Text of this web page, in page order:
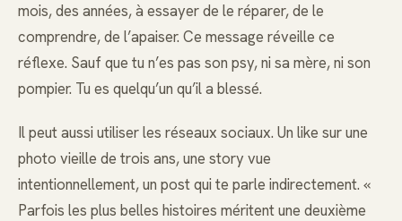
mois, des années, à essayer de le réparer, de le
comprendre, de l’apaiser. Ce message réveille ce
réflexe. Sauf que tu n’es pas son psy, ni sa mère, ni son
pompier. Tu es quelqu’un qu’il a blessé.
Il peut aussi utiliser les réseaux sociaux. Un like sur une
photo vieille de trois ans, une story vue
intentionnellement, un post qui te parle indirectement. «
Parfois les plus belles histoires méritent une deuxième